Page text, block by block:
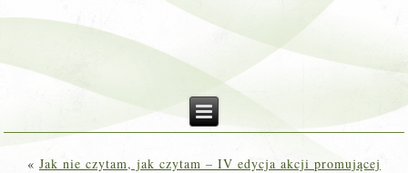
« Jak nie czytam, jak czytam – IV edycja akcji promującej